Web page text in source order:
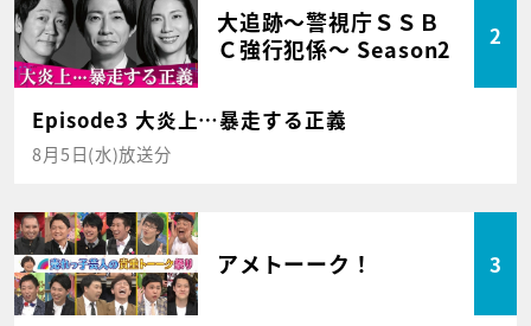
大追跡～警視庁ＳＳＢ
Ｃ強行犯係～ Season2
2
Episode3 大炎上…暴走する正義
8月5日(水)放送分
アメトーーク！ 3